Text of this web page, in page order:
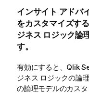
インサイト アドバ
をカスタマイズす
ジネス ロジック論
す。
有効にすると、 Qlik
ジネス ロジックの論
の論理モデルのカスタ